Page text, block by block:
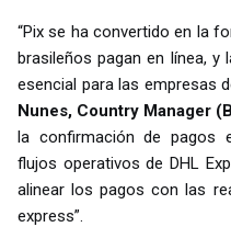
“Pix se ha convertido en la
brasileños pagan en línea,
esencial para las empresas
Nunes, Country Manager
la confirmación de pagos
flujos operativos de DHL
alinear los pagos con las
express”.